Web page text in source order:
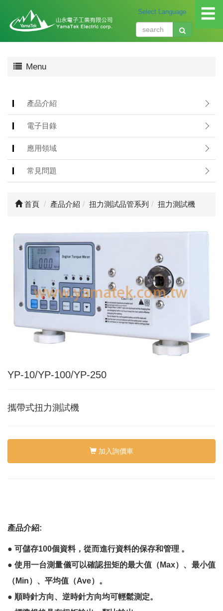
☰
About
品
介
電
目
聯
Menu
產品介紹
電子目錄
應用領域
常見問題
首頁 產品介紹 扭力測試品管系列 扭力測試機
YP-10/YP-100/YP-250
攜帶式扭力測試機
加入詢價車
產品介紹:
● 可儲存100個資料，從而進行資料的保存和管理 。
● 使用一台測量儀可以確認扭矩的最大值（Max）、最小值
（Min）、平均值（Ave）。
● 順時針方向、逆時針方向均可輕鬆測定。